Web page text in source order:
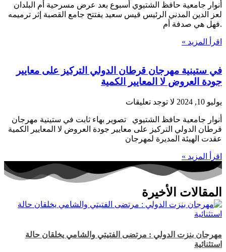
أنوار جامعية حافظ الشتيوي أسبوع بعد عرض مسرحية أم البلدان
لعز الدين المدني الرئيس قيس سعيد يفتتح جامع القصبة إثر ترميمه
.فهل هي صدفة أم
اقرأ المزيد »
في ستينية مهرجان قرطان الدولي التركيز على معايير
جودة العروض لا المعايير الكمية
يوليو 10, 2024 لا توجد تعليقات
أنوار جامعية حافظ الشتيوي تصوير بهاء ثابت في ستينية مهرجان
قرطان الدولي التركيز على معايير جودة العروض لا المعايير الكمية
عقدت الهيئة المديرة لمهرجان
اقرأ المزيد »
المقالات الأخيرة
مهرجان بنزت الدولي : مرتضى الفتيتي والشامي يخلقان حالة
استثنائية